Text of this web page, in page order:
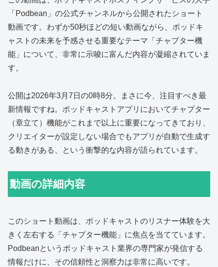
「Podbean」の公式チャンネルから公開されたショート
動画です。わずか50秒ほどの短い動画ながら、ポッドキ
ャストの未来を予感させる重要なテーマ「チャプター機
能」について、非常に示唆に富んだ内容が凝縮されていま
す。
公開は2026年3月7日の0時8分。まさに今、注目すべき最
新情報ですね。ポッドキャストアプリにおいてチャプター
（章立て）機能がこれまで以上に重要になってきており、
クリエイターが設定しない場合でもアプリが自動で生成す
る動きがある、という衝撃的な内容が語られています。
動画の詳細内容
このショート動画は、ポッドキャストのリスナー体験を大
きく左右する「チャプター機能」に焦点を当てています。
Podbeanというポッドキャスト業界の専門家が発信する
情報だけに、その信頼性と洞察力は非常に高いです。